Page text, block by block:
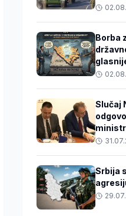
Borba
Slučaj
Srbija